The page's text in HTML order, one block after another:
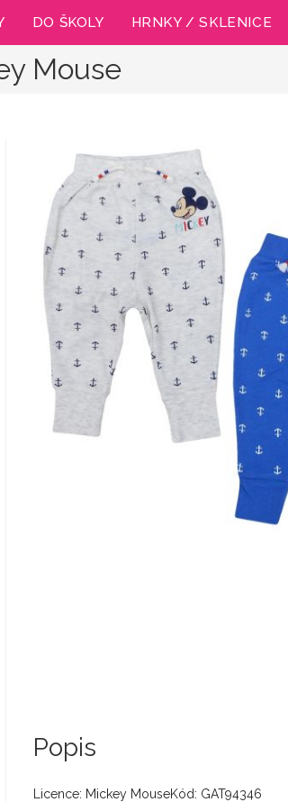
DO ŠKOLY HRNKY / SKLENICE
Mouse
Popis
Licence: Mickey MouseKód: GAT94346